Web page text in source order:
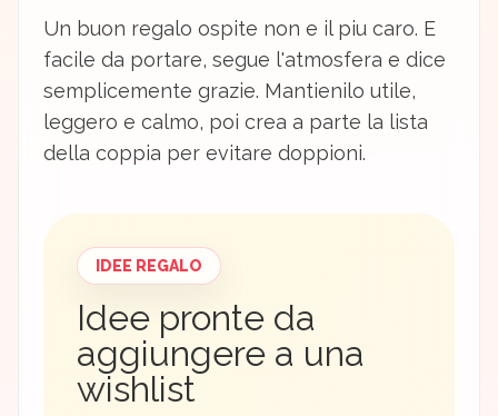
Un buon regalo ospite non e il piu caro. E
facile da portare, segue l'atmosfera e dice
semplicemente grazie. Mantienilo utile,
leggero e calmo, poi crea a parte la lista
della coppia per evitare doppioni.
IDEE REGALO
Idee pronte da
aggiungere a una
wishlist